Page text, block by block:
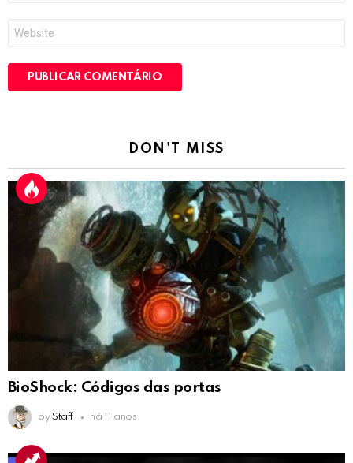
*
DON'T MISS
BioShock: Códigos das portas
by Staff há 11 anos